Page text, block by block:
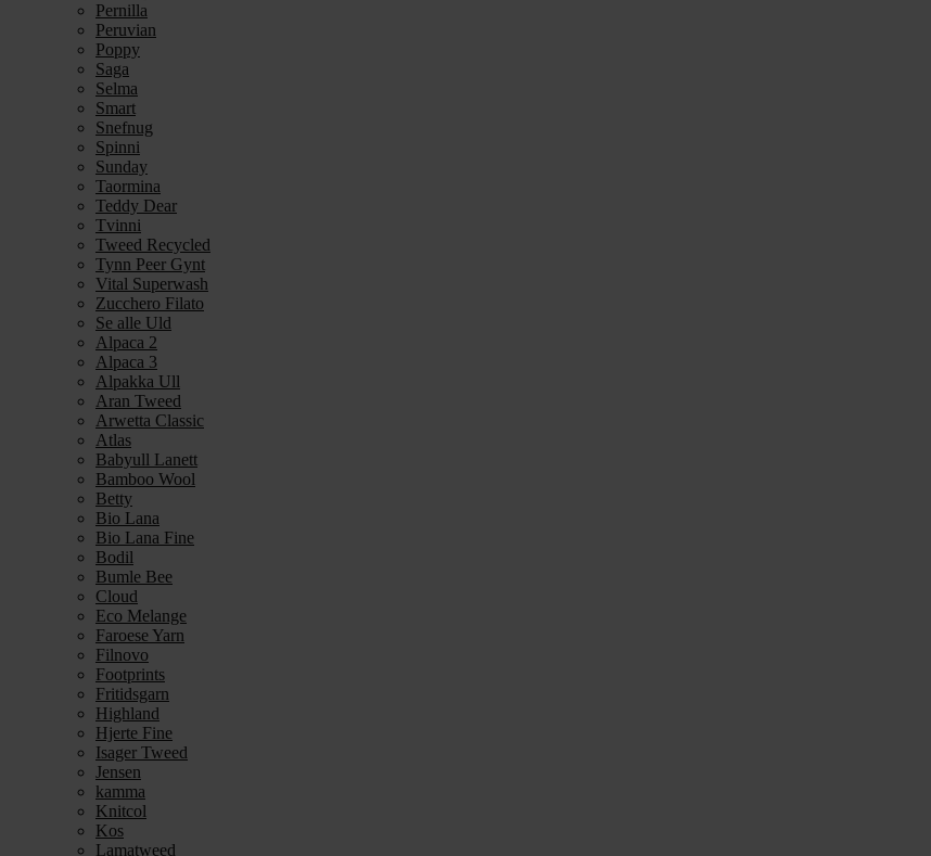
Pernilla
Peruvian
Poppy
Saga
Selma
Smart
Snefnug
Spinni
Sunday
Taormina
Teddy Dear
Tvinni
Tweed Recycled
Tynn Peer Gynt
Vital Superwash
Zucchero Filato
Se alle Uld
Alpaca 2
Alpaca 3
Alpakka Ull
Aran Tweed
Arwetta Classic
Atlas
Babyull Lanett
Bamboo Wool
Betty
Bio Lana
Bio Lana Fine
Bodil
Bumle Bee
Cloud
Eco Melange
Faroese Yarn
Filnovo
Footprints
Fritidsgarn
Highland
Hjerte Fine
Isager Tweed
Jensen
kamma
Knitcol
Kos
Lamatweed